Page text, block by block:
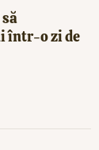
într-o zi de